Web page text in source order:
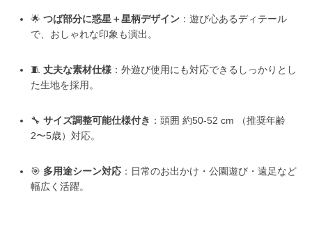
🌟 つば部分に惑星＋星柄デザイン ：遊び心あるディテール
で、おしゃれな印象も演出。
🧵 丈夫な素材仕様 ：外遊び使用にも対応できるしっかりとし
た生地を採用。
🔧 サイズ調整可能仕様付き ：頭囲 約50-52 cm （推奨年齢
2〜5歳）対応。
🎯 多用途シーン対応 ：日常のお出かけ・公園遊び・遠足など
幅広く活躍。